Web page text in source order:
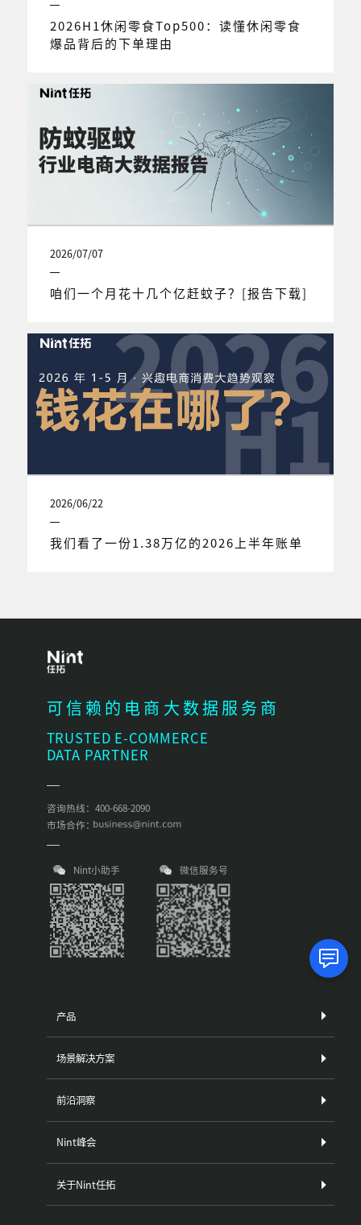
2026H1休闲零食Top500：读懂休闲零食
爆品背后的下单理由
2026/07/07
咱们一个月花十几个亿赶蚊子？[报告下载]
2026/06/22
我们看了一份1.38万亿的2026上半年账单
可信赖的电商大数据服务商
TRUSTED E-COMMERCE
DATA PARTNER
咨询热线：400-668-2090
市场合作：
Nint小助手 微信服务号
产品
场景解决方案
前沿洞察
Nint峰会
关于Nint任拓